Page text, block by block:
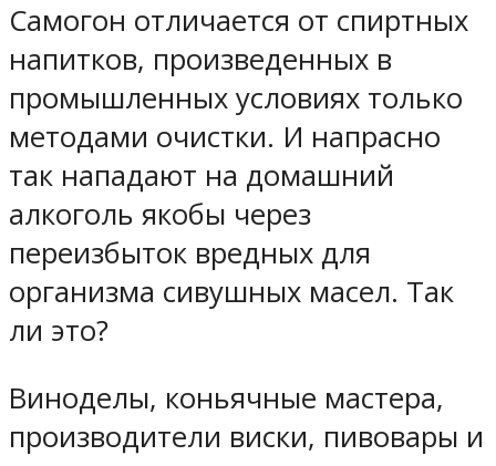
Самогон отличается от спиртных
напитков, произведенных в
промышленных условиях только
методами очистки. И напрасно
так нападают на домашний
алкоголь якобы через
переизбыток вредных для
организма сивушных масел. Так
ли это?
Виноделы, коньячные мастера,
производители виски, пивовары и